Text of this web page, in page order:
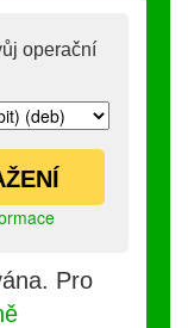
operační
Pro